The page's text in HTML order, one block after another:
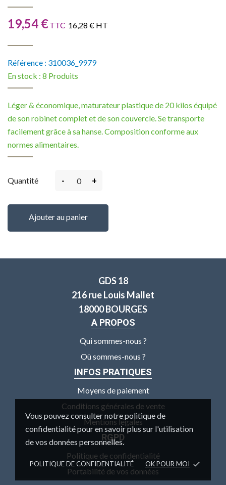
Vous pouvez consulter notre politique de
confidentialité pour en savoir plus sur l'utilisation
de vos données personnelles.
POLITIQUE DE CONFIDENTIALITÉ OK POUR MOI done
19,54 €TTC 16,28 € HT
Référence : 310036_9979
En stock : 8 Produits
Léger & économique, maturateur plastique de 20 kilos équipé
de son robinet complet et de son couvercle. Se transporte
facilement grâce à sa hanse. Composition conforme aux
normes alimentaires.
Quantité - +
Ajouter au panier
GDS 18
216 rue Louis Mallet
18000 BOURGES
A PROPOS
Qui sommes-nous ?
Où sommes-nous ?
INFOS PRATIQUES
Moyens de paiement
Conditions générales de vente
Mentions légales
RGPD
Politique de confidentialité
Portabilité de vos données